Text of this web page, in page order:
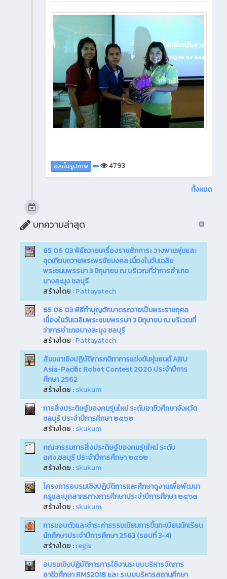
อัลบั้มรูปภาพ 4793
ทั้งหมด
บทความล่าสุด
65 06 03 พิธีถวายเครื่องราชสักการะ วางพานพุ่มและ
จุดเทียนถวายพระพรชัยมงคล เนื่องในวันเฉลิม
พระชนมพรรษา 3 มิถุนายน ณ บริเวณที่ว่าการอำเภอ
บางละมุง ชลบุรี
สร้างโดย :Pattayatech
65 06 03 พิธีทำบุญตักบาตรถวายเป็นพระราชกุศล
เนื่องในวันเฉลิมพระชนมพรรษา 3 มิถุนายน ณ บริเวณที่
ว่าการอำเภอบางละมุง ชลบุรี
สร้างโดย :Pattayatech
สัมมนาเชิงปฏิบัติการกติกาการแข่งขันหุ่นยนต์ ABU
Asia-Pacific Robot Contest 2020 ประจำปีการ
ศึกษา 2562
สร้างโดย :skukum
การสิ่งประดิษฐ์ของคนรุ่นใหม่ ระดับอาชีวศึกษาจังหวัด
ชลบุรี ประจำปีการศึกษา ๒๕๖๒
สร้างโดย :skukum
คณะกรรมการสิ่งประดิษฐ์ของคนรุ่นใหม่ ระดับ
อศจ.ชลบุรี ประจำปีการศึกษา ๒๕๖๒
สร้างโดย :skukum
โครงการอบรมเชิงปฏิบัติการและศึกษาดูงานเพื่อพัฒนา
ครูและบุคลากรทางการศึกษาประจำปีการศึกษา ๒๕๖๓
สร้างโดย :skukum
การมอบตัวและชำระค่าธรรมเนียมการขึ้นทะเบียนนักเรียน
นักศึกษาประจำปีการศึกษา 2563 (รอบที่ 3-4)
สร้างโดย :regis
อบรมเชิงปฏิบัติการการใช้งานระบบบริหารจัดการ
อาชีวศึกษา RMS2018 และ ระบบบริหารสถานศึกษา